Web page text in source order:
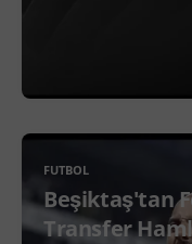
FUTBOL
Beşiktaş'tan
Transfer